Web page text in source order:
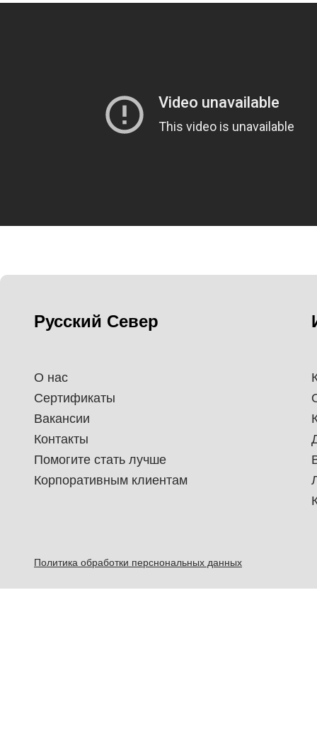
Русский Север
О нас
Сертификаты
Вакансии
Контакты
Помогите стать лучше
Корпоративным клиентам
Политика обработки перснональных данных